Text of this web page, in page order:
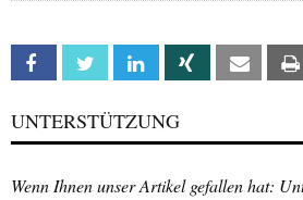
Facebook Twitter Linkedin Xing Email
UNTERSTÜTZUNG
Wenn Ihnen unser Artikel gefallen hat: